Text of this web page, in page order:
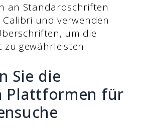
an Standardschriften
und verwenden
um die
gewährleisten.
Sie die
Plattformen für